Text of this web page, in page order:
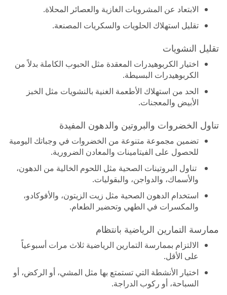
الابتعاد عن المشروبات الغازية والعصائر المحلاة.
تقليل استهلاك الحلويات والسكريات المصنعة.
تقليل النشويات
اختيار الكربوهيدرات المعقدة مثل الحبوب الكاملة بدلاً من
الكربوهيدرات البسيطة.
الحد من استهلاك الأطعمة الغنية بالنشويات مثل الخبز
الأبيض والمعجنات.
تناول الخضروات والبروتين والدهون المفيدة
تضمين مجموعة متنوعة من الخضروات في وجباتك اليومية
للحصول على الفيتامينات والمعادن الضرورية.
تناول البروتينات الصحية مثل اللحوم الخالية من الدهون،
والأسماك، والدواجن، والبقوليات.
استخدام الدهون الصحية مثل زيت الزيتون، والأفوكادو،
والمكسرات في الطهي وتحضير الطعام.
ممارسة التمارين الرياضية بانتظام
الالتزام بممارسة التمارين الرياضية ثلاث مرات أسبوعياً
على الأقل.
اختيار الأنشطة التي تستمتع بها مثل المشي، أو الركض، أو
السباحة، أو ركوب الدراجة.